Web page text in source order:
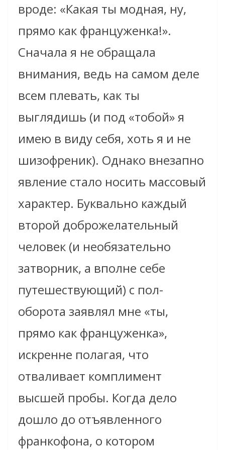
вроде: «Какая ты модная, ну,
прямо как француженка!».
Сначала я не обращала
внимания, ведь на самом деле
всем плевать, как ты
выглядишь (и под «тобой» я
имею в виду себя, хоть я и не
шизофреник). Однако внезапно
явление стало носить массовый
характер. Буквально каждый
второй доброжелательный
человек (и необязательно
затворник, а вполне себе
путешествующий) с пол-
оборота заявлял мне «ты,
прямо как француженка»,
искренне полагая, что
отваливает комплимент
высшей пробы. Когда дело
дошло до отъявленного
франкофона, о котором